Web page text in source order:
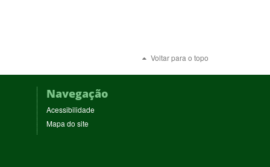
Voltar para o topo
Navegação
Acessibilidade
Mapa do site